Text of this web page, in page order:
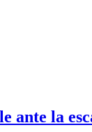
ante la